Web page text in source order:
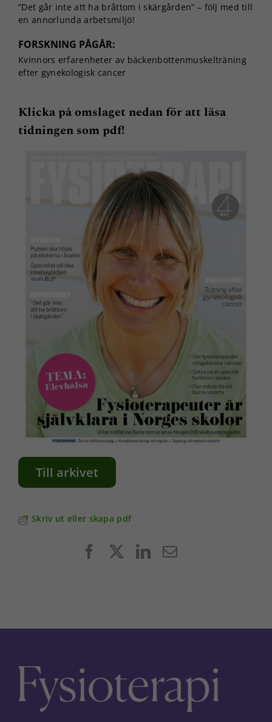
”Det går inte att ha bråttom i skärgården” – följ med till
en annorlunda arbetsmiljö!
FORSKNING PÅGÅR:
Kvinnors erfarenheter av bäckenbottenmuskelträning
efter gynekologisk cancer
Klicka på omslaget nedan för att läsa
tidningen som pdf!
Till arkivet
Skriv ut eller skapa pdf
FacebookLinkedIn
E-
att hemsidan
över huvud
taget ska